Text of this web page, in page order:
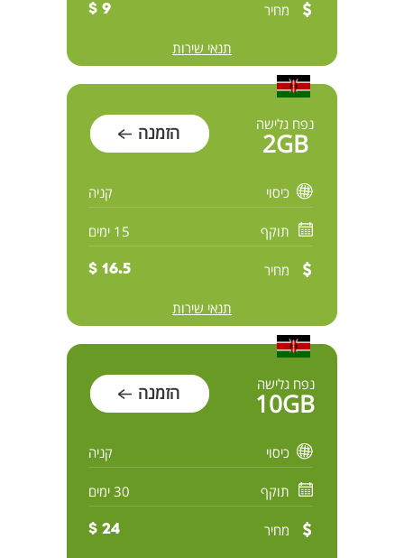
מחיר 9 $
תנאי שירות
נפח גלישה
2GB הזמנה
כיסוי קניה
תוקף 15 ימים
מחיר 16.5 $
תנאי שירות
נפח גלישה
10GB הזמנה
כיסוי קניה
תוקף 30 ימים
מחיר 24 $